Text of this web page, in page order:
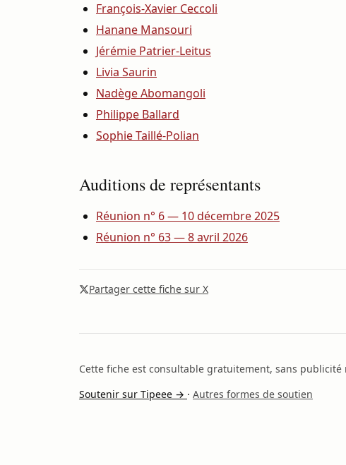
François-Xavier Ceccoli
Hanane Mansouri
Jérémie Patrier-Leitus
Livia Saurin
Nadège Abomangoli
Philippe Ballard
Sophie Taillé-Polian
Auditions de représentants
Réunion n° 6 — 10 décembre 2025
Réunion n° 63 — 8 avril 2026
Partager cette fiche sur X
Cette fiche est consultable gratuitement, sans
Soutenir sur Tipeee → · Autres formes de soutien